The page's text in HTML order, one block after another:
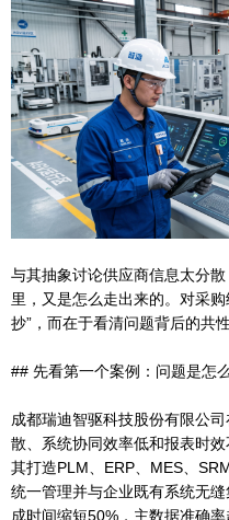
与其抽象讨论供应商信息太分
里，又是怎么走出来的。对采
抄”，而在于看清问题背后的共性
## 先看第一个案例：问题是怎
成都瑞迪智驱科技股份有限公
散、系统协同效率低和报表时
其打造PLM、ERP、MES、
统一管理并与企业既有系统无
成时间缩短50%，主数据准确